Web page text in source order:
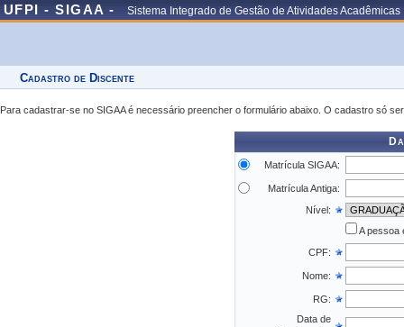
UFPI - SIGAA - Sistema Integrado de Gestão de Atividades Acadêmicas
Cadastro de Discente
Para cadastrar-se no SIGAA é necessário preencher o formulário abaixo. O cadastro só
Matrícula SIGAA:
Matrícula Antiga:
Nível:
A pessoa
CPF:
Nome:
RG:
Data de